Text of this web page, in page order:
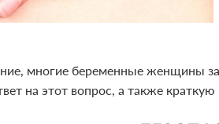
многие беременные женщины
на этот вопрос, а также